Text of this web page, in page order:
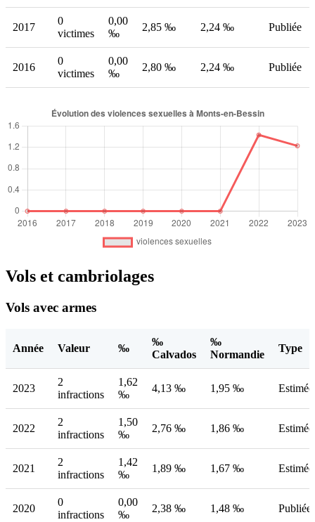
2017
0
victimes
0,00
‰
2,85 ‰ 2,24 ‰ Publiée
2016
0
victimes
0,00
‰
2,80 ‰ 2,24 ‰ Publiée
Vols et cambriolages
Vols avec armes
Année Valeur ‰
‰
Calvados
‰
Normandie
Type
2023
2
infractions
1,62
‰
4,13 ‰ 1,95 ‰ Estimée
2022
2
infractions
1,50
‰
2,76 ‰ 1,86 ‰ Estimée
2021
2
infractions
1,42
‰
1,89 ‰ 1,67 ‰ Estimée
2020
0
infractions
0,00
‰
2,38 ‰ 1,48 ‰ Publiée